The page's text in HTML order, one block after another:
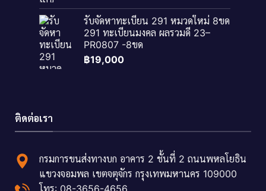
รับจัดหาทะเบียน 291 หมวดใหม่ 8ขด
291 ทะเบียนมงคล ผลรวมดี 23–
PR0807 -8ขด
฿19,000
ติดต่อเรา
กรมการขนส่งทางบก อาคาร 2 ชั้นที่ 2 ถนนพหลโยธิน
แขวงจอมพล เขตจตุจักร กรุงเทพมหานคร 109000
โทร: 08-3656-4656